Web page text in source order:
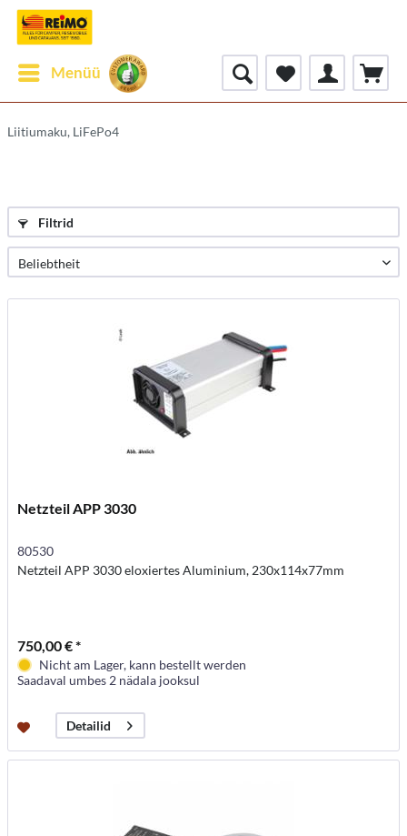
Menüü
Liitiumaku, LiFePo4
Filtrid
Netzteil APP 3030
80530
Netzteil APP 3030 eloxiertes Aluminium, 230x114x77mm
750,00 € *
Nicht am Lager, kann bestellt werden
Saadaval umbes 2 nädala jooksul
Detailid